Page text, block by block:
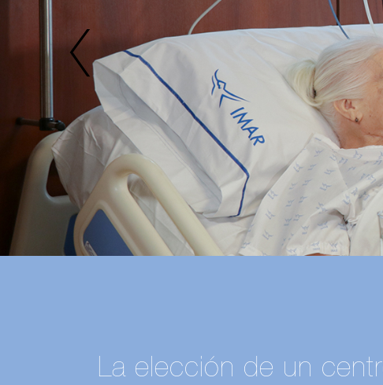
La elección de un